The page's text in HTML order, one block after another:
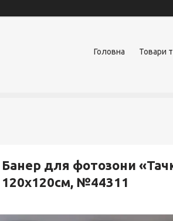
Головна Товари
Банер для фотозони
120x120см, №44311